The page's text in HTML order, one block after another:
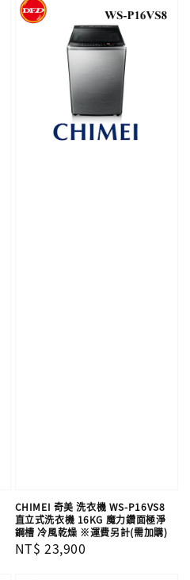
CHIMEI 奇美 洗衣機 WS-P16VS8
直立式洗衣機 16KG 魔力鑽面極淨
鋼槽 冷風乾燥 ※運費另計(需加購)
Regular
NT$ 23,900